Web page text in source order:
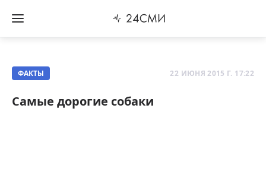
ФАКТЫ 22 ИЮНЯ 2015 Г. 17:22
Самые дорогие собаки